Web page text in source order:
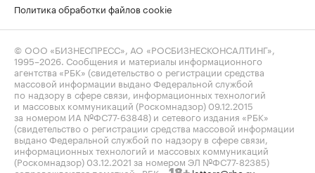
Политика обработки файлов cookie
© ООО «БИЗНЕСПРЕСС», АО «РОСБИЗНЕСКОНСАЛТИНГ»,
1995–2026 . Сообщения и материалы информационного
агентства «РБК» (свидетельство о регистрации средства
массовой информации выдано Федеральной службой
по надзору в сфере связи, информационных технологий
и массовых коммуникаций (Роскомнадзор) 09.12.2015
за номером ИА №ФС77-63848) и сетевого издания «РБК»
(свидетельство о регистрации средства массовой информации
выдано Федеральной службой по надзору в сфере связи,
информационных технологий и массовых коммуникаций
(Роскомнадзор) 03.12.2021 за номером ЭЛ №ФС77-82385)